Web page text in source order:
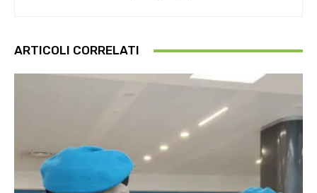
ARTICOLI CORRELATI